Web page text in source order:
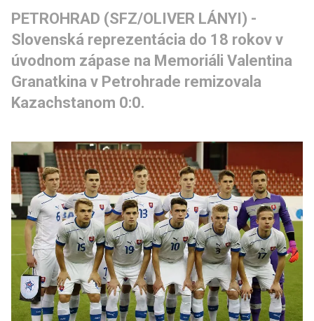
PETROHRAD (SFZ/OLIVER LÁNYI) -
Slovenská reprezentácia do 18 rokov v
úvodnom zápase na Memoriáli Valentina
Granatkina v Petrohrade remizovala
Kazachstanom 0:0.